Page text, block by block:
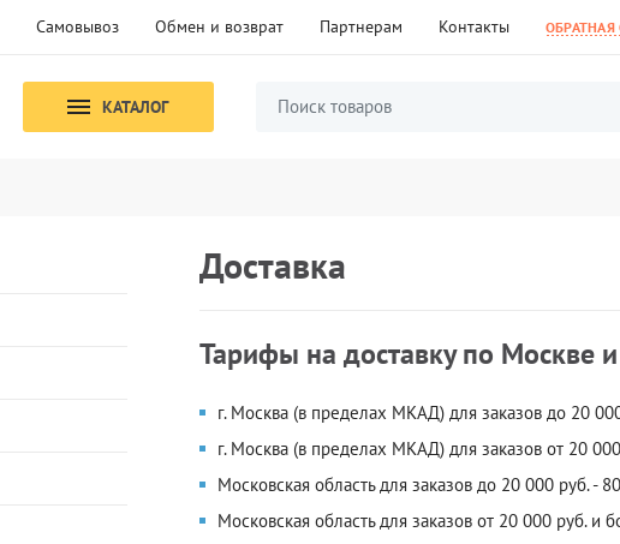
Самовывоз Обмен и возврат Партнерам Контакты ОБРАТНАЯ
КАТАЛОГ
Доставка
Тарифы на доставку по Москве
г. Москва (в пределах МКАД) для заказов до 20
г. Москва (в пределах МКАД) для заказов от 20
Московская область для заказов до 20 000 руб. -
Московская область для заказов от 20 000 руб.